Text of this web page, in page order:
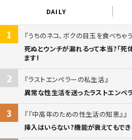
DAILY
1
うちのネコ、ボクの目玉を食べちゃ
死ぬとウンチが漏れるって本当?「
ます!
2
ラストエンペラーの私生活
異常な性生活を送ったラストエンペ
3
『中高年のための性生活の知恵』
挿入はいらない?機能が衰えてもで